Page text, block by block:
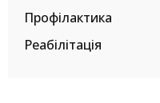
Профілактика
Реабілітація